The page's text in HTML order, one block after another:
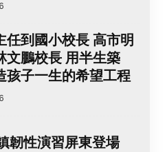
任到國小校長 高市明
文鵬校長 用半生築
孩子一生的希望工程
韌性演習屏東登場